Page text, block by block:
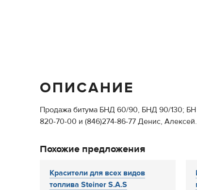
ОПИСАНИЕ
Продажа битума БНД 60/90, БНД 90/130;
820-70-00 и (846)274-86-77 Денис,
Похожие предложения
Красители для всех видов
топлива Steiner S.A.S